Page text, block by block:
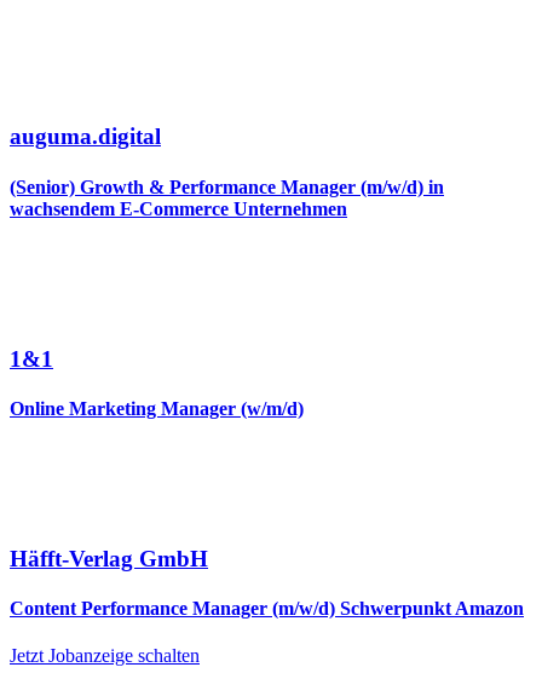
auguma.digital
(Senior) Growth & Performance Manager (m/w/d) in
wachsendem E-Commerce Unternehmen
1&1
Online Marketing Manager (w/m/d)
Häfft-Verlag GmbH
Content Performance Manager (m/w/d) Schwerpunkt Amazon
Jetzt Jobanzeige schalten